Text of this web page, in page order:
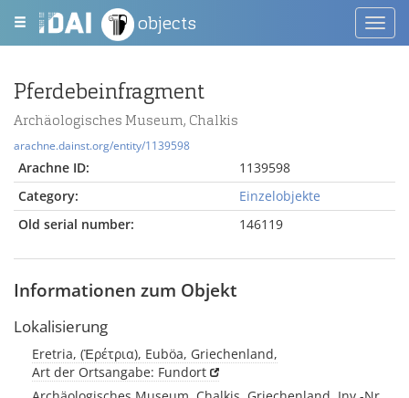
objects
Pferdebeinfragment
Archäologisches Museum, Chalkis
arachne.dainst.org/entity/1139598
Arachne ID:
1139598
Category:
Einzelobjekte
Old serial number:
146119
Informationen zum Objekt
Lokalisierung
Eretria, (Ἐρέτρια), Euböa, Griechenland,
Art der Ortsangabe: Fundort